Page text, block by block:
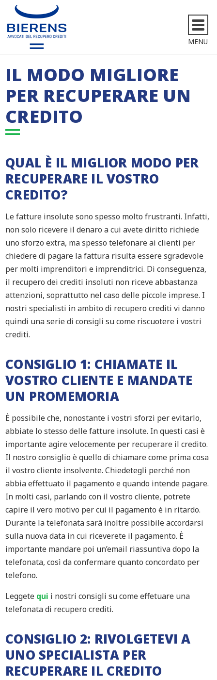
MENU
IL MODO MIGLIORE
PER RECUPERARE UN
CREDITO
QUAL È IL MIGLIOR MODO PER
RECUPERARE IL VOSTRO
CREDITO?
Le fatture insolute sono spesso molto frustranti. Infatti,
non solo ricevere il denaro a cui avete diritto richiede
uno sforzo extra, ma spesso telefonare ai clienti per
chiedere di pagare la fattura risulta essere sgradevole
per molti imprenditori e imprenditrici. Di conseguenza,
il recupero dei crediti insoluti non riceve abbastanza
attenzioni, soprattutto nel caso delle piccole imprese. I
nostri specialisti in ambito di recupero crediti vi danno
quindi una serie di consigli su come riscuotere i vostri
crediti.
CONSIGLIO 1: CHIAMATE IL
VOSTRO CLIENTE E MANDATE
UN PROMEMORIA
È possibile che, nonostante i vostri sforzi per evitarlo,
abbiate lo stesso delle fatture insolute. In questi casi è
importante agire velocemente per recuperare il credito.
Il nostro consiglio è quello di chiamare come prima cosa
il vostro cliente insolvente. Chiedetegli perché non
abbia effettuato il pagamento e quando intende pagare.
In molti casi, parlando con il vostro cliente, potrete
capire il vero motivo per cui il pagamento è in ritardo.
Durante la telefonata sarà inoltre possibile accordarsi
sulla nuova data in cui riceverete il pagamento. È
importante mandare poi un’email riassuntiva dopo la
telefonata, così da confermare quanto concordato per
telefono.
Leggete qui i nostri consigli su come effetuare una
telefonata di recupero crediti.
CONSIGLIO 2: RIVOLGETEVI A
UNO SPECIALISTA PER
RECUPERARE IL CREDITO